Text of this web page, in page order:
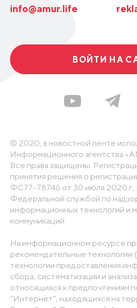
info@amur.life
ВОЙТИ НА
© 2020, в новостной ленте
Информационного агентства
Все права защищены.
принятия решения о
ФС77-78746 от 30 июля 2020 г.,
Федеральной службой по
информационных технологий и
коммуникаций
На информационном ресурсе
рекомендательные
технологии предоставления
сбора, систематизации и
относящихся к предпочтениям
"Интернет", находящихся на